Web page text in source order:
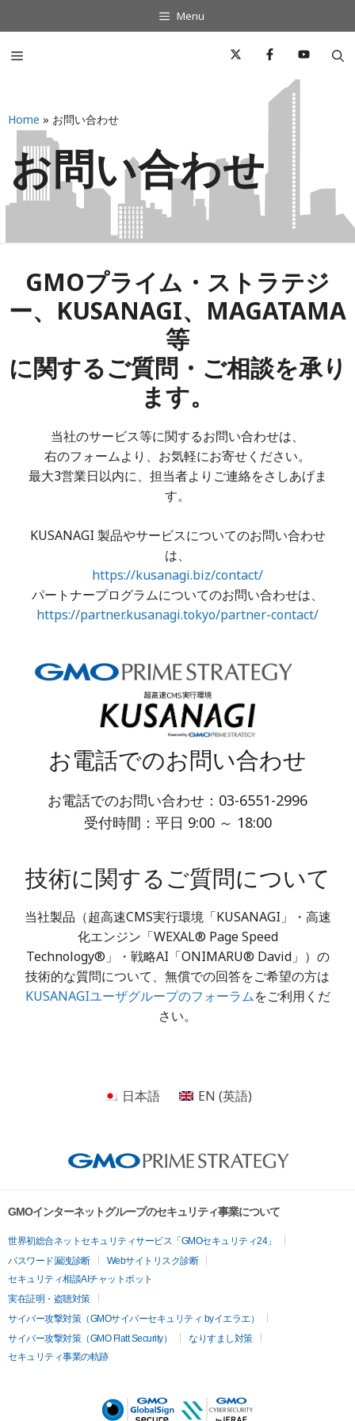
ン
テ
ス
Menu
Menu
Home » お問い合わせ
お問い合わせ
GMOプライム・ストラテジ
ー、KUSANAGI、MAGATAMA
等
に関するご質問・ご相談を承り
ます。
当社のサービス等に関するお問い合わせは、
右のフォームより、お気軽にお寄せください。
最大3営業日以内に、担当者よりご連絡をさしあげま
す。
KUSANAGI 製品やサービスについてのお問い合わせ
は、
https://kusanagi.biz/contact/
パートナープログラムについてのお問い合わせは、
https://partner.kusanagi.tokyo/partner-contact/
お電話でのお問い合わせ
お電話でのお問い合わせ：03-6551-2996
受付時間：平日 9:00 ～ 18:00
技術に関するご質問について
当社製品（超高速CMS実行環境「KUSANAGI」・高速
化エンジン「WEXAL® Page Speed
Technology®」・戦略AI「ONIMARU® David」）の
技術的な質問について、無償での回答をご希望の方は
KUSANAGIユーザグループのフォーラムをご利用くだ
さい。
日本語 EN (英語)
GMOインターネットグループのセキュリティ事業について
世界初総合ネットセキュリティサービス「GMOセキュリティ24」
パスワード漏洩診断
Webサイトリスク診断
セキュリティ相談AIチャットボット
実在証明・盗聴対策
サイバー攻撃対策（GMOサイバーセキュリティ byイエラエ）
サイバー攻撃対策（GMO Flatt Security）
なりすまし対策
セキュリティ事業の軌跡